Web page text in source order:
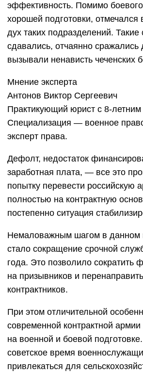
эффективность. Помимо
хорошей подготовки, отмечался
дух таких подразделений.
сдавались, отчаянно сражались
вызывали ненависть чеченских
Мнение эксперта
Антонов Виктор Сергеевич
Практикующий юрист с 8-
Специализация — военное
эксперт права.
Дефолт, недостаток
заработная плата, — все это
попытку перевести российскую
полностью на контрактную
постепенно ситуация
Немаловажным шагом в данном
стало сокращение срочной
года. Это позволило сократить
на призывников и
контрактников.
При этом отличительной
современной контрактной армии
на военной и боевой
советское время
привлекаться для